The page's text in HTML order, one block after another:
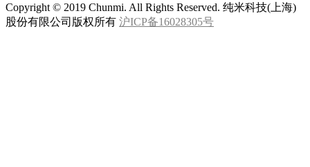
Copyright © 2019 Chunmi. All Rights Reserved. 纯米科技(上海)
股份有限公司版权所有 沪ICP备16028305号